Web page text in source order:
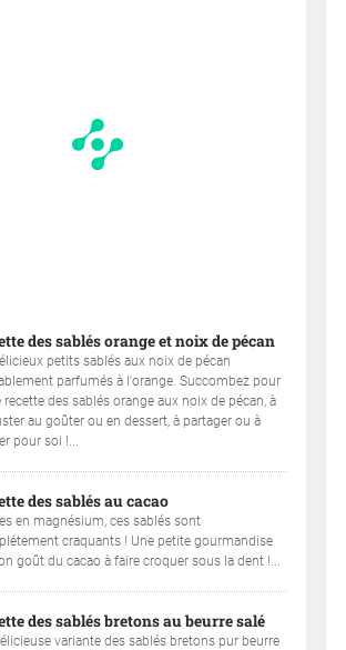
des sablés orange et noix de pécan
petits sablés aux noix de pécan
parfumés à l'orange. Succombez pour
recette des sablés orange aux noix de pécan, à
au goûter ou en dessert, à partager ou à
pour soi !...
des sablés au cacao
en magnésium, ces sablés sont
craquants ! Une petite gourmandise
goût du cacao à faire croquer sous la dent !...
des sablés bretons au beurre salé
variante des sablés bretons pur beurre